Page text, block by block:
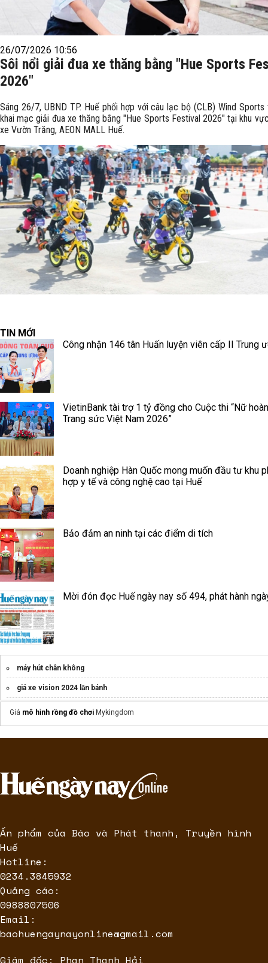
26/07/2026 10:56
Sôi nổi giải đua xe thăng bằng "Hue Sports
2026"
Sáng 26/7, UBND TP. Huế phối hợp với câu lạc bộ (CLB) Wind
khai mạc giải đua xe thăng bằng "Hue Sports Festival 2026" tại khu
xe Vườn Trăng, AEON MALL Huế.
TIN MỚI
Công nhận 146 tân Huấn luyện viên cấp II Trung
VietinBank tài trợ 1 tỷ đồng cho Cuộc thi “Nữ
Trang sức Việt Nam 2026”
Doanh nghiệp Hàn Quốc mong muốn đầu tư khu
hợp y tế và công nghệ cao tại Huế
Bảo đảm an ninh tại các điểm di tích
Mời đón đọc Huế ngày nay số 494, phát hành
máy hút chân không
giá xe vision 2024 lăn bánh
thời trang cho bé
Men ống bacillus clausii
thiệp cưới hiện đại
Giá mô hình rồng đồ chơi Mykingdom
Ấn phẩm của Báo và Phát thanh, Truyền hình
Huế
Hotline:
0234.3845932
Quảng cáo:
0988807506
Email:
baohuengaynayonline@gmail.com
Giám đốc: Phan Thanh Hải